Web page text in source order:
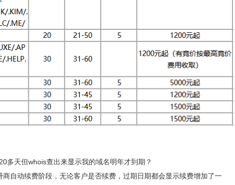
多天但whois查出来显示我的域名明年才到期？
自动续费阶段，无论客户是否续费，过期日期都会显示续费增加了一